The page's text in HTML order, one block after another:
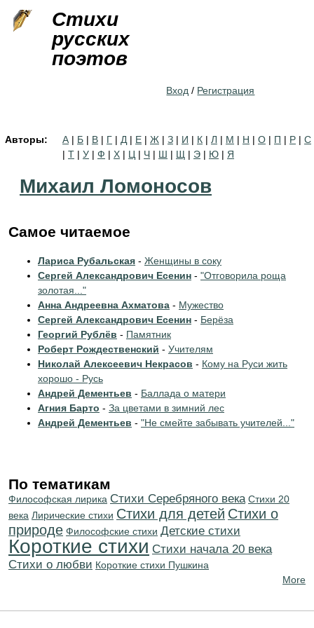
Стихи
русских
поэтов
Вход / Регистрация
Авторы: А | Б | В | Г | Д | Е | Ж | З | И | К | Л | М | Н | О | П | Р | С
| Т | У | Ф | Х | Ц | Ч | Ш | Щ | Э | Ю | Я
Михаил Ломоносов
Самое читаемое
Лариса Рубальская - Женщины в соку
Сергей Александрович Есенин - "Отговорила роща
золотая..."
Анна Андреевна Ахматова - Мужество
Сергей Александрович Есенин - Берёза
Георгий Рублёв - Памятник
Роберт Рождественский - Учителям
Николай Алексеевич Некрасов - Кому на Руси жить
хорошо - Русь
Андрей Дементьев - Баллада о матери
Агния Барто - За цветами в зимний лес
Андрей Дементьев - "Не смейте забывать учителей..."
По тематикам
Философская лирика Cтихи Серебряного века Стихи 20
века Лирические стихи Стихи для детей Стихи о
природе Философские стихи Детские стихи
Короткие стихи Cтихи начала 20 века
Стихи о любви Короткие стихи Пушкина
More